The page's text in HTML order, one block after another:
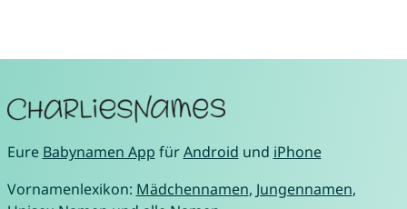
Eure Babynamen App fürAndroid und iPhone
Vornamenlexikon: Mädchennamen, Jungennamen,